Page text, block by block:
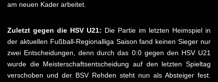
am neuen Kader arbeitet.
Zuletzt gegen die HSV U21: Die Partie im letzten Heimspiel in
der aktuellen Fußball-Regionalliga Saison fand keinen Sieger nur
zwei Entscheidungen, denn durch das 0:0 gegen den HSV U21
wurde die Meisterschaftsentscheidung auf den letzten Spieltag
verschoben und der BSV Rehden steht nun als Absteiger fest.